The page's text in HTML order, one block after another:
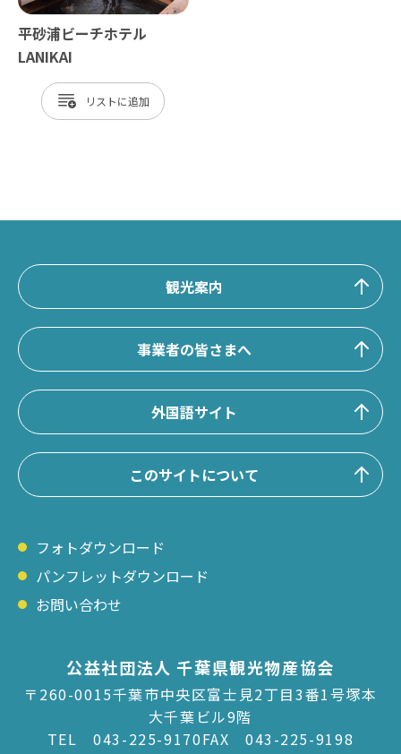
平砂浦ビーチホテル
LANIKAI
リスト
観光案内
事業者の皆さまへ
外国語サイト
このサイトについて
フォトダウンロード
パンフレットダウンロード
お問い合わせ
公益社団法人 千葉県観光物産協会
〒260-0015千葉市中央区富士見2丁目3番1号塚本
大千葉ビル9階
TEL043-225-9170FAX 043-225-9198